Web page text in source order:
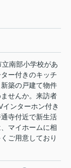
南部小学校があ
ー付きのキッチ
築の戸建て物件
せんか。来訪者
ンターホン付き
寺付近で新生活
マイホームに相
ご用意しており